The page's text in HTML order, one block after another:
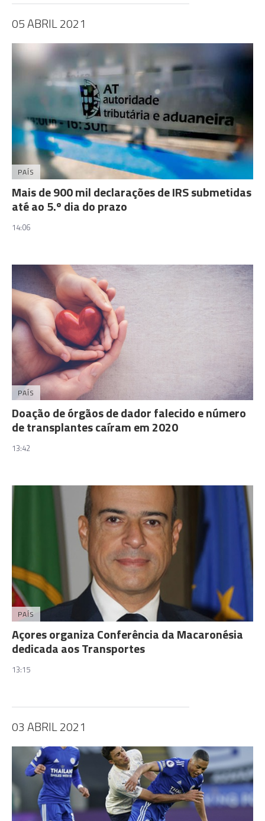
05 ABRIL 2021
PAÍS
Mais de 900 mil declarações de IRS submetidas
até ao 5.º dia do prazo
14:06
PAÍS
Doação de órgãos de dador falecido e número
de transplantes caíram em 2020
13:42
PAÍS
Açores organiza Conferência da Macaronésia
dedicada aos Transportes
13:15
03 ABRIL 2021